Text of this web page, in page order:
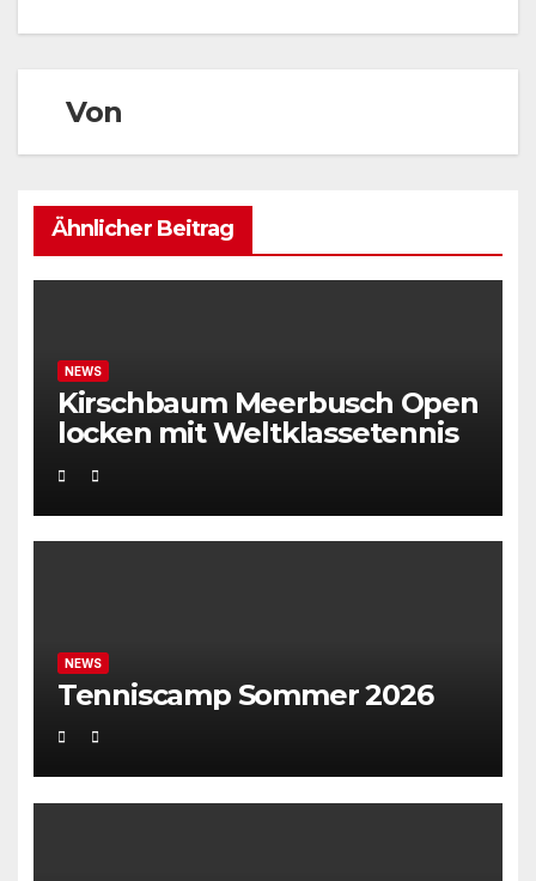
Von
Ähnlicher Beitrag
NEWS
Kirschbaum Meerbusch Open
locken mit Weltklassetennis
NEWS
Tenniscamp Sommer 2026